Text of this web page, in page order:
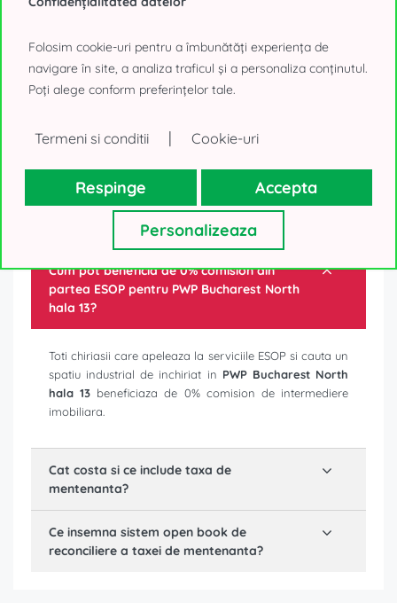
TRIMITE MESAJ
sau
SUNĂ
Intrebari frecvente
Cum pot beneficia de 0% comision din
partea ESOP pentru PWP Bucharest North
hala 13?
Toti chiriasii care apeleaza la serviciile ESOP si cauta un
spatiu industrial de inchiriat in PWP Bucharest North
hala 13 beneficiaza de 0% comision de intermediere
imobiliara.
Cat costa si ce include taxa de
mentenanta?
Ce insemna sistem open book de
reconciliere a taxei de mentenanta?
Folosim cookie-uri pentru a îmbunătăți experiența de
navigare în site, a analiza traficul și a personaliza conținutul.
Poți alege conform preferințelor tale.
Termeni si conditii | Cookie-uri
Respinge Accepta
Personalizeaza